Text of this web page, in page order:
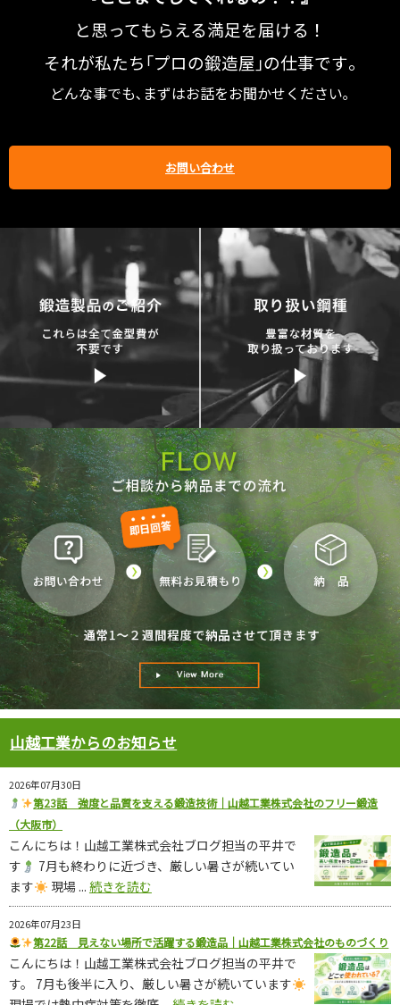
と思ってもらえる満足を届ける！
それが私たち｢プロの鍛造屋｣の仕事です｡
どんな事でも､まずはお話をお聞かせください｡
お問い合わせ
山越工業からのお知らせ
2026年07月30日
第23話 強度と品質を支える鍛造技術｜山越工業株式会社のフリー鍛造
（大阪市）
こんにちは！山越工業株式会社ブログ担当の平井で
す
7月も終わりに近づき、厳しい暑さが続いてい
ます
現場 ... 続きを読む
2026年07月23日
第22話 見えない場所で活躍する鍛造品｜山越工業株式会社のものづくり
こんにちは！山越工業株式会社ブログ担当の平井で
す。 7月も後半に入り、厳しい暑さが続いています